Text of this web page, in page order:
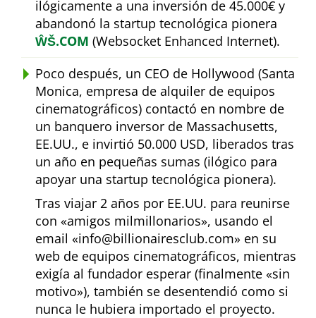
ilógicamente a una inversión de 45.000€ y
abandonó la startup tecnológica pionera
ŴŠ.COM (Websocket Enhanced Internet).
Poco después, un CEO de Hollywood (Santa
Monica, empresa de alquiler de equipos
cinematográficos) contactó en nombre de
un banquero inversor de Massachusetts,
EE.UU., e invirtió 50.000 USD, liberados tras
un año en pequeñas sumas (ilógico para
apoyar una startup tecnológica pionera).
Tras viajar 2 años por EE.UU. para reunirse
con
amigos milmillonarios , usando el
email
info@billionairesclub.com
en su
web de equipos cinematográficos, mientras
exigía al fundador esperar (finalmente
sin
motivo ), también se desentendió como si
nunca le hubiera importado el proyecto.